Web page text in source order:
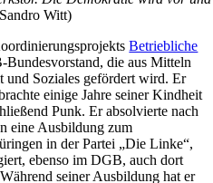
Witt)
Betriebliche
Bundesvorstand, die aus Mitteln
und Soziales gefördert wird. Er
einige Jahre seiner Kindheit
Punk. Er absolvierte nach
eine Ausbildung zum
in der Partei „Die Linke“,
ebenso im DGB, auch dort
seiner Ausbildung hat er